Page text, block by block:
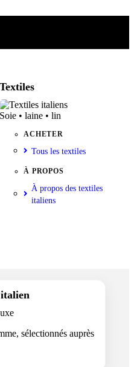
Textiles
Soie • laine • lin
ACHETER
Tous les textiles
À PROPOS
À propos des textiles
italiens
sélectionnés auprès